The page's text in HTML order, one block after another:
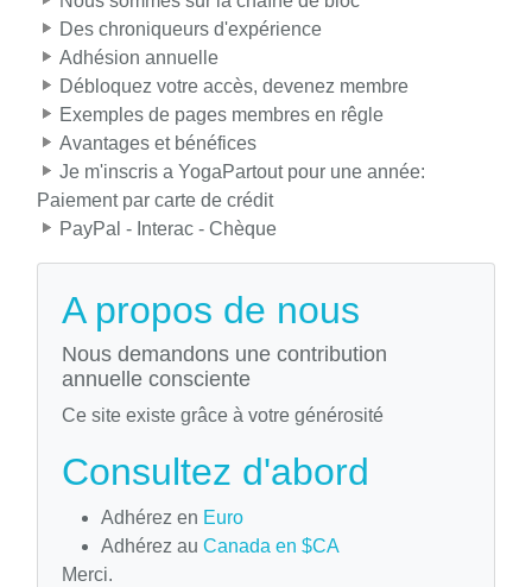
Des chroniqueurs d'expérience
Adhésion annuelle
Débloquez votre accès, devenez membre
Exemples de pages membres en rêgle
Avantages et bénéfices
Je m'inscris a YogaPartout pour une année:
Paiement par carte de crédit
PayPal - Interac - Chèque
A propos de nous
Nous demandons une contribution
annuelle consciente
Ce site existe grâce à votre générosité
Consultez d'abord
Adhérez en Euro
Adhérez au Canada en $CA
Merci.